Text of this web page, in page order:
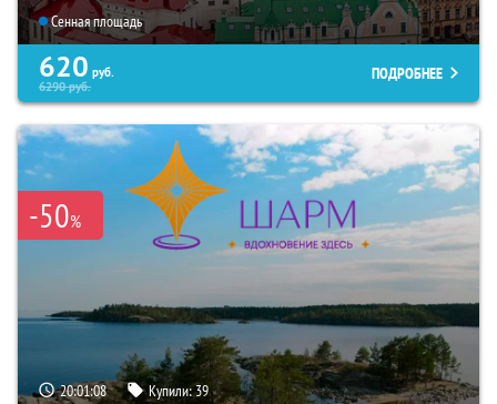
Сенная площадь
620 руб.
6290руб.
ПОДРОБНЕЕ
-50%
20:01:06 Купили:39